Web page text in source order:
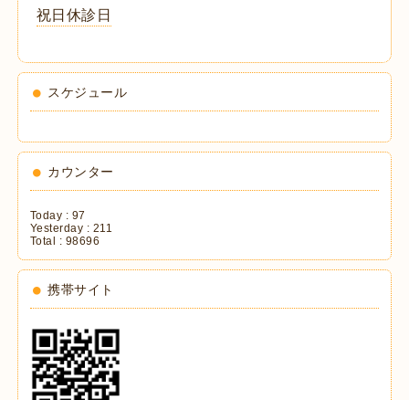
祝日休診日
スケジュール
カウンター
Today : 97
Yesterday : 211
Total : 98696
携帯サイト